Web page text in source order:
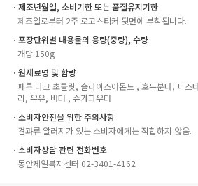
ㆍ제조년월일, 소비기한 또는 품질유지기한
제조일로부터 2주 로고스티커 뒷면에 부착됩니다.
ㆍ포장단위별 내용물의 용량(중량), 수량
개당 150g
ㆍ원재료명 및 함량
페루 다크 초콜릿, 슬라이스아몬드 , 호두분태, 피스
리, 우유, 버터 , 슈가파우더
ㆍ소비자안전을 위한 주의사항
견과류 알러지가 있는 소비자에게는 적합하지 않음.
ㆍ소비자상담 관련 전화번호
동안제일복지센터 02-3401-4162